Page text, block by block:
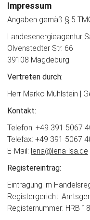
Impressum
Angaben gemäß § 5
Landesenergieagentur
Olvenstedter Str. 66
39108 Magdeburg
Vertreten durch:
Herr Marko Mühlstein |
Kontakt:
Telefon: +49 391 5067
Telefax: +49 391 5067
E-Mail: lena@lena-lsa.de
Registereintrag:
Eintragung im
Registergericht:
Registernummer: HRB